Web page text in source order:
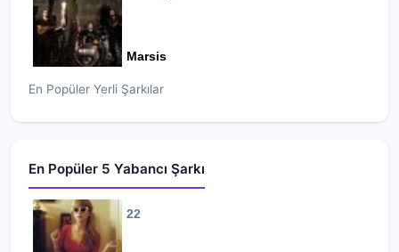
Marsis
En Popüler Yerli Şarkılar
En Popüler 5 Yabancı Şarkı
22